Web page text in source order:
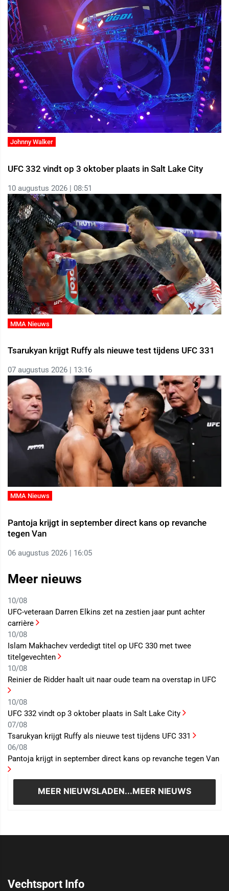
Johnny Walker
UFC 332 vindt op 3 oktober plaats in Salt Lake City
10 augustus 2026 | 08:51
MMA Nieuws
Tsarukyan krijgt Ruffy als nieuwe test tijdens UFC 331
07 augustus 2026 | 13:16
MMA Nieuws
Pantoja krijgt in september direct kans op revanche
tegen Van
06 augustus 2026 | 16:05
Meer nieuws
10/08
UFC-veteraan Darren Elkins zet na zestien jaar punt achter
carrière
10/08
Islam Makhachev verdedigt titel op UFC 330 met twee
titelgevechten
10/08
Reinier de Ridder haalt uit naar oude team na overstap in UFC
10/08
UFC 332 vindt op 3 oktober plaats in Salt Lake City
07/08
Tsarukyan krijgt Ruffy als nieuwe test tijdens UFC 331
06/08
Pantoja krijgt in september direct kans op revanche tegen Van
MEER NIEUWSLADEN...MEER NIEUWS
Vechtsport Info